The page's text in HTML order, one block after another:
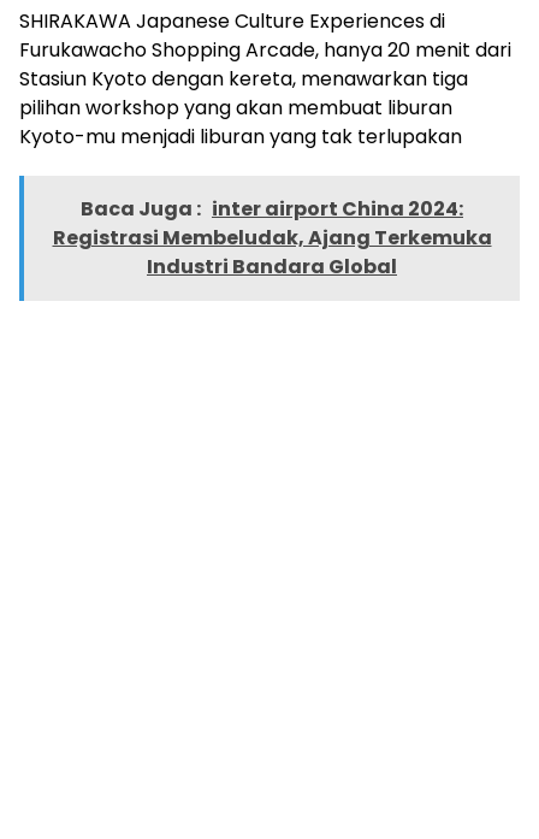
SHIRAKAWA Japanese Culture Experiences di
Furukawacho Shopping Arcade, hanya 20 menit dari
Stasiun Kyoto dengan kereta, menawarkan tiga
pilihan workshop yang akan membuat liburan
Kyoto-mu menjadi liburan yang tak terlupakan
Baca Juga : inter airport China 2024:
Registrasi Membeludak, Ajang Terkemuka
Industri Bandara Global